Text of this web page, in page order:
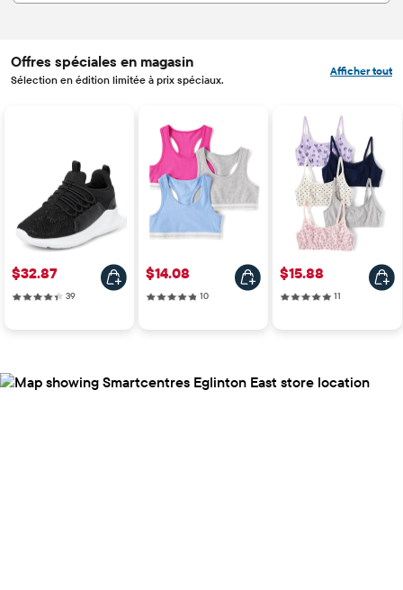
Offres spéciales en magasin
Sélection en édition limitée à prix spéciaux.
Afficher tout
Prix: $32.87
$32.87
3939 reviews
Prix: $14.08
$14.08
1010 reviews
Prix: $15.88
$15.88
11 11 reviews